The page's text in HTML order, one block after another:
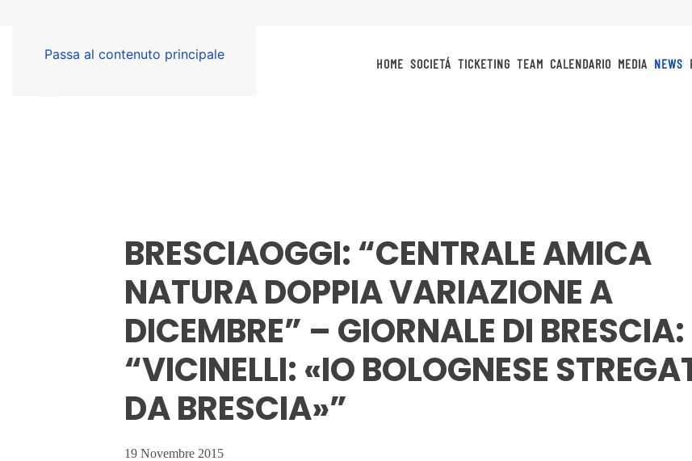
Passa al contenuto principale
HOME SOCIETÁ TICKETING TEAM CALENDARIO MEDIA NEWS
BRESCIAOGGI: “CENTRALE AMICA
NATURA DOPPIA VARIAZIONE A
DICEMBRE” – GIORNALE DI BRESCIA:
“VICINELLI: «IO BOLOGNESE
DA BRESCIA»”
19 Novembre 2015